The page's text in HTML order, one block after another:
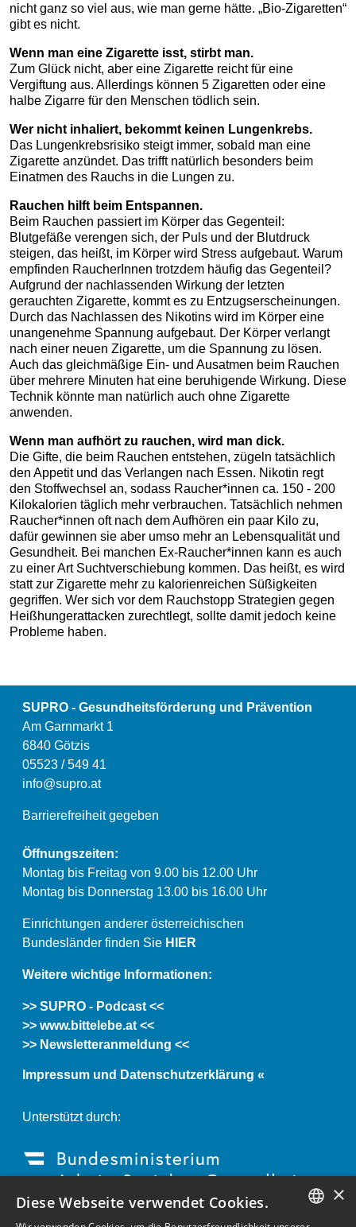
nicht ganz so viel aus, wie man gerne hätte. „Bio-Zigaretten“
gibt es nicht.
Wenn man eine Zigarette isst, stirbt man.
Zum Glück nicht, aber eine Zigarette reicht für eine
Vergiftung aus. Allerdings können 5 Zigaretten oder eine
halbe Zigarre für den Menschen tödlich sein.
Wer nicht inhaliert, bekommt keinen Lungenkrebs.
Das Lungenkrebsrisiko steigt immer, sobald man eine
Zigarette anzündet. Das trifft natürlich besonders beim
Einatmen des Rauchs in die Lungen zu.
Rauchen hilft beim Entspannen.
Beim Rauchen passiert im Körper das Gegenteil:
Blutgefäße verengen sich, der Puls und der Blutdruck
steigen, das heißt, im Körper wird Stress aufgebaut. Warum
empfinden RaucherInnen trotzdem häufig das Gegenteil?
Aufgrund der nachlassenden Wirkung der letzten
gerauchten Zigarette, kommt es zu Entzugserscheinungen.
Durch das Nachlassen des Nikotins wird im Körper eine
unangenehme Spannung aufgebaut. Der Körper verlangt
nach einer neuen Zigarette, um die Spannung zu lösen.
Auch das gleichmäßige Ein- und Ausatmen beim Rauchen
über mehrere Minuten hat eine beruhigende Wirkung. Diese
Technik könnte man natürlich auch ohne Zigarette
anwenden.
Wenn man aufhört zu rauchen, wird man dick.
Die Gifte, die beim Rauchen entstehen, zügeln tatsächlich
den Appetit und das Verlangen nach Essen. Nikotin regt
den Stoffwechsel an, sodass Raucher*innen ca. 150 - 200
Kilokalorien täglich mehr verbrauchen. Tatsächlich nehmen
Raucher*innen oft nach dem Aufhören ein paar Kilo zu,
dafür gewinnen sie aber umso mehr an Lebensqualität und
Gesundheit. Bei manchen Ex-Raucher*innen kann es auch
zu einer Art Suchtverschiebung kommen. Das heißt, es wird
statt zur Zigarette mehr zu kalorienreichen Süßigkeiten
gegriffen. Wer sich vor dem Rauchstopp Strategien gegen
Heißhungerattacken zurechtlegt, sollte damit jedoch keine
Probleme haben.
SUPRO - Gesundheitsförderung und Prävention
Am Garnmarkt 1
6840 Götzis
05523 / 549 41
info@supro.at
Barrierefreiheit gegeben
Öffnungszeiten:
Montag bis Freitag von 9.00 bis 12.00 Uhr
Montag bis Donnerstag 13.00 bis 16.00 Uhr
Einrichtungen anderer österreichischen
Bundesländer finden Sie HIER
Weitere wichtige Informationen:
>> SUPRO - Podcast <<
>> www.bittelebe.at <<
>> Newsletteranmeldung <<
Impressum und Datenschutzerklärung «
Unterstützt durch:
×
Diese Webseite verwendet Cookies.